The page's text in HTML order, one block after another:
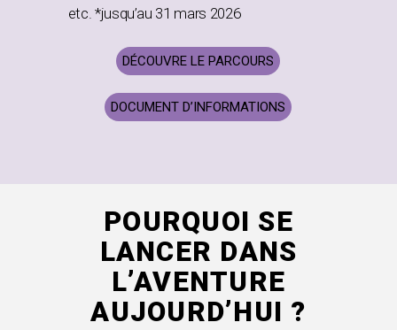
etc. *jusqu’au 31 mars 2026
DÉCOUVRE LE PARCOURS
DOCUMENT D’INFORMATIONS
POURQUOI SE
LANCER DANS
L’AVENTURE
AUJOURD’HUI ?